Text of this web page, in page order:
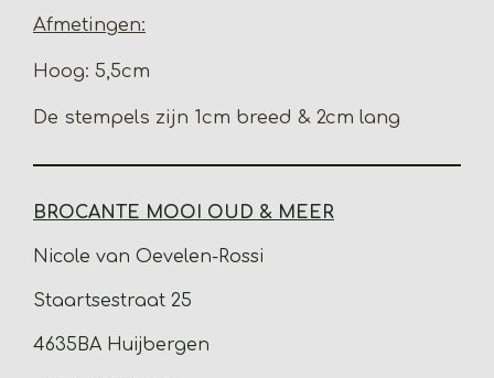
Afmetingen:
Hoog: 5,5cm
De stempels zijn 1cm breed & 2cm lang
BROCANTE MOOI OUD & MEER
Nicole van Oevelen-Rossi
Staartsestraat 25
4635BA Huijbergen